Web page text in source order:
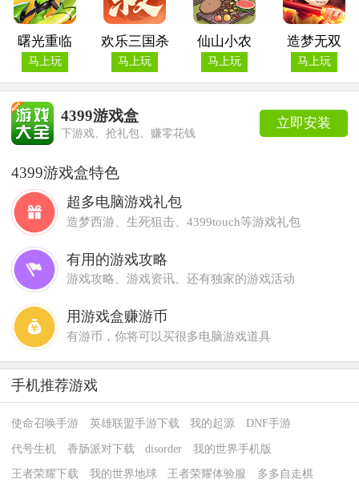
曙光重临
马上玩
欢乐三国杀
马上玩
仙山小农
马上玩
造梦无双
马上玩
立即安装
4399游戏盒
下游戏、抢礼包、赚零花钱
4399游戏盒特色
超多电脑游戏礼包
造梦西游、生死狙击、4399touch等游戏礼包
有用的游戏攻略
游戏攻略、游戏资讯、还有独家的游戏活动
用游戏盒赚游币
有游币，你将可以买很多电脑游戏道具
手机推荐游戏
使命召唤手游 英雄联盟手游下载 我的起源 DNF手游
代号生机 香肠派对下载 disorder 我的世界手机版
王者荣耀下载 我的世界地球 王者荣耀体验服 多多自走棋